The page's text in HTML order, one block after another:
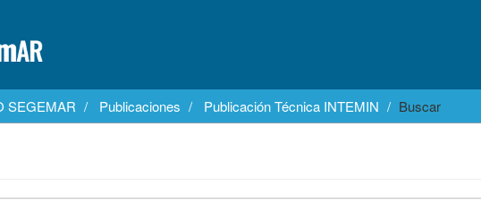
SEGEMAR Publicaciones Publicación Técnica INTEMIN Buscar